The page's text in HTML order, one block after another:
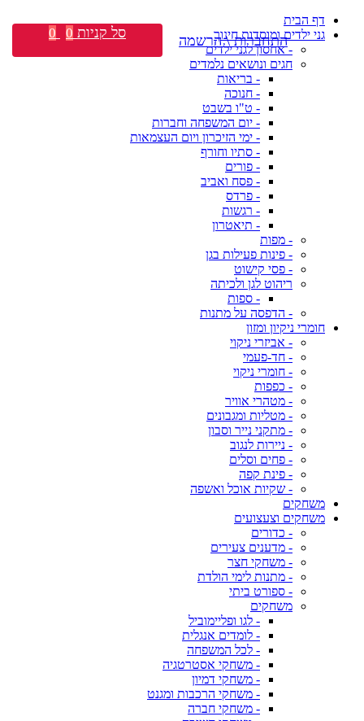
דף הבית
גני ילדים ומוסדות חינוך
- אחסון לגני ילדים
חגים ונושאים נלמדים
- בריאות
- חנוכה
- ט"ו בשבט
- יום המשפחה וחברות
- ימי הזיכרון ויום העצמאות
- סתיו וחורף
- פורים
- פסח ואביב
- פרדס
- רגשות
- תיאטרון
- מפות
- פינות פעילות בגן
- פסי קישוט
ריהוט לגן ולכיתה
- ספות
- הדפסה על מתנות
חומרי ניקיון ומזון
- אביזרי ניקוי
- חד-פעמי
- חומרי ניקוי
- כפפות
- מטהרי אוויר
- מטליות ומגבונים
- מתקני נייר וסבון
- ניירות לנגוב
- פחים וסלים
- פינת קפה
- שקיות אוכל ואשפה
משחקים
משחקים וצעצועים
- כדורים
- מדענים צעירים
- משחקי חצר
- מתנות לימי הולדת
- ספורט ביתי
משחקים
- לגו ופליימוביל
- לומדים אנגלית
- לכל המשפחה
- משחקי אסטרטגיה
- משחקי דמיון
- משחקי הרכבות ומגנט
- משחקי חברה
התחברות \ הרשמה סל קניות 0
0